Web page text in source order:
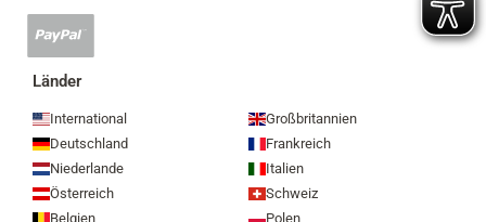
Zahlung
Länder
International
Großbritannien
Deutschland
Frankreich
Niederlande
Italien
Österreich
Schweiz
Belgien
Polen